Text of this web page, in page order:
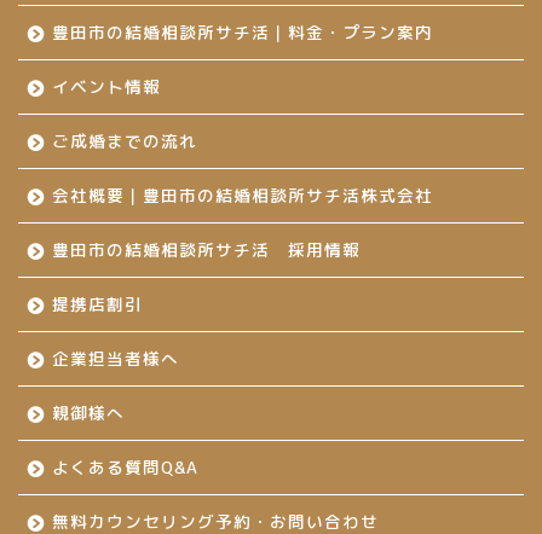
豊田市の結婚相談所サチ活｜料金・プラン案内
イベント情報
ご成婚までの流れ
会社概要｜豊田市の結婚相談所サチ活株式会社
豊田市の結婚相談所サチ活 採用情報
提携店割引
企業担当者様へ
親御様へ
よくある質問Q&A
無料カウンセリング予約・お問い合わせ